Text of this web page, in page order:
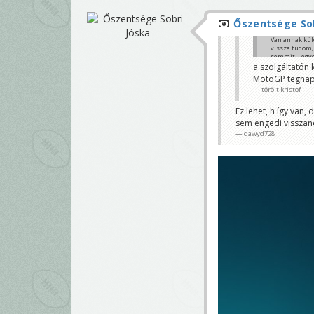
Őszentsége
Van annak
vissza tudom,
semmit.
Nem net4+
csomag.
az app,
dawyd728
a szolgáltatón
MotoGP
törölt kristof
Ez lehet, h így van,
sem engedi
dawyd728